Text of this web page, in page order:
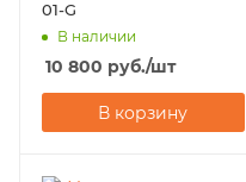
01-G
В наличии
10 800 руб./шт
В корзину